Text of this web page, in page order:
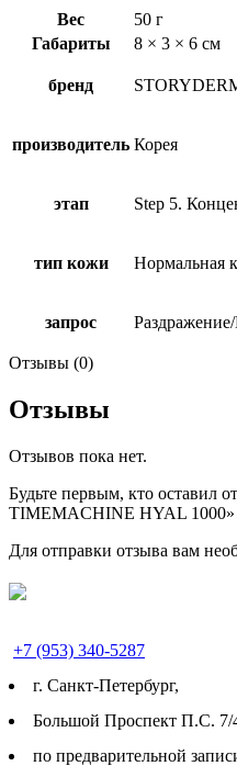
Вес
50 г
Габариты
8 × 3 × 6 см
бренд
производитель Корея
этап Step 5.
тип кожи Нормальная
запрос
Отзывы (0)
Отзывы
Отзывов пока нет.
Будьте первым, кто оставил
TIMEMACHINE HYAL 1000»
Для отправки отзыва вам
+7 (953) 340-5287
г. Cанкт-Петербург,
Большой Проспект П.С. 7/
по предварительной